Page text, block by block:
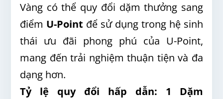
Vàng có thể quy đổi dặm thưởng sang
điểm U-Point để sử dụng trong hệ sinh
thái ưu đãi phong phú của U-Point,
mang đến trải nghiệm thuận tiện và đa
dạng hơn.
Tỷ lệ quy đổi hấp dẫn: 1 Dặm